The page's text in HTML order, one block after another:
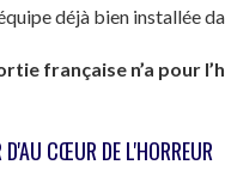
déjà bien installée
française n’a pour
D'AU CŒUR DE L'HORREUR